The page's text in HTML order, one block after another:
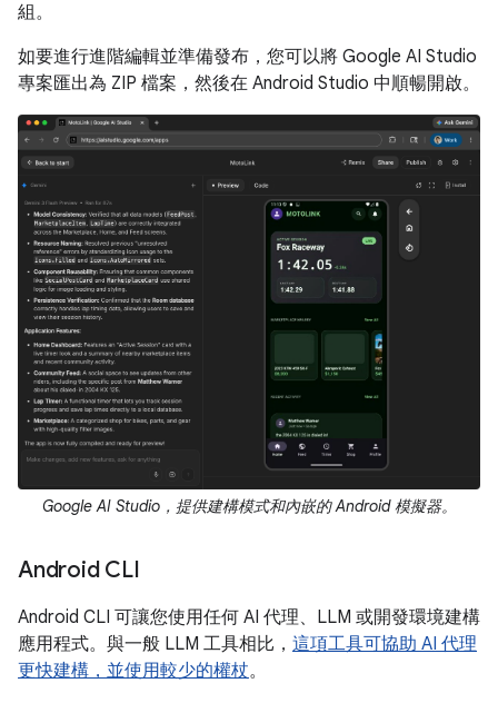
組。
如要進行進階編輯並準備發布，您可以將 Google AI Studio
專案匯出為 ZIP 檔案，然後在 Android Studio 中順暢開啟。
Google AI Studio，提供建構模式和內嵌的 Android 模擬器。
Android CLI
Android CLI 可讓您使用任何 AI 代理、LLM 或開發環境建構
應用程式。與一般 LLM 工具相比， 這項工具可協助 AI 代理
更快建構，並使用較少的權杖。